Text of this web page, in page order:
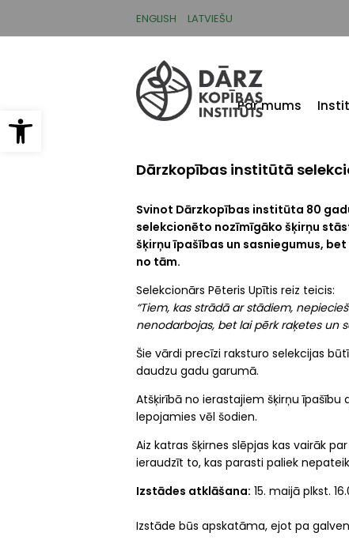
Open toolbar
ENGLISH LATVIEŠU
Par mums
Dārzkopības institūtā
Svinot Dārzkopības institūta 80
selekcionēto nozīmīgāko šķirņu
šķirņu īpašības un sasniegumus,
no tām.
Selekcionārs Pēteris Upītis reiz teicis:
“Tiem, kas strādā ar stādiem,
nenodarbojas, bet lai pērk raķetes un
Šie vārdi precīzi raksturo selekcijas
daudzu gadu garumā.
Atšķirībā no ierastajiem šķirņu
lepojamies vēl šodien.
Aiz katras šķirnes slēpjas kas vairāk
ieraudzīt to, kas parasti paliek
Izstādes atklāšana: 15. maijā plkst.
Izstāde būs apskatāma, ejot pa